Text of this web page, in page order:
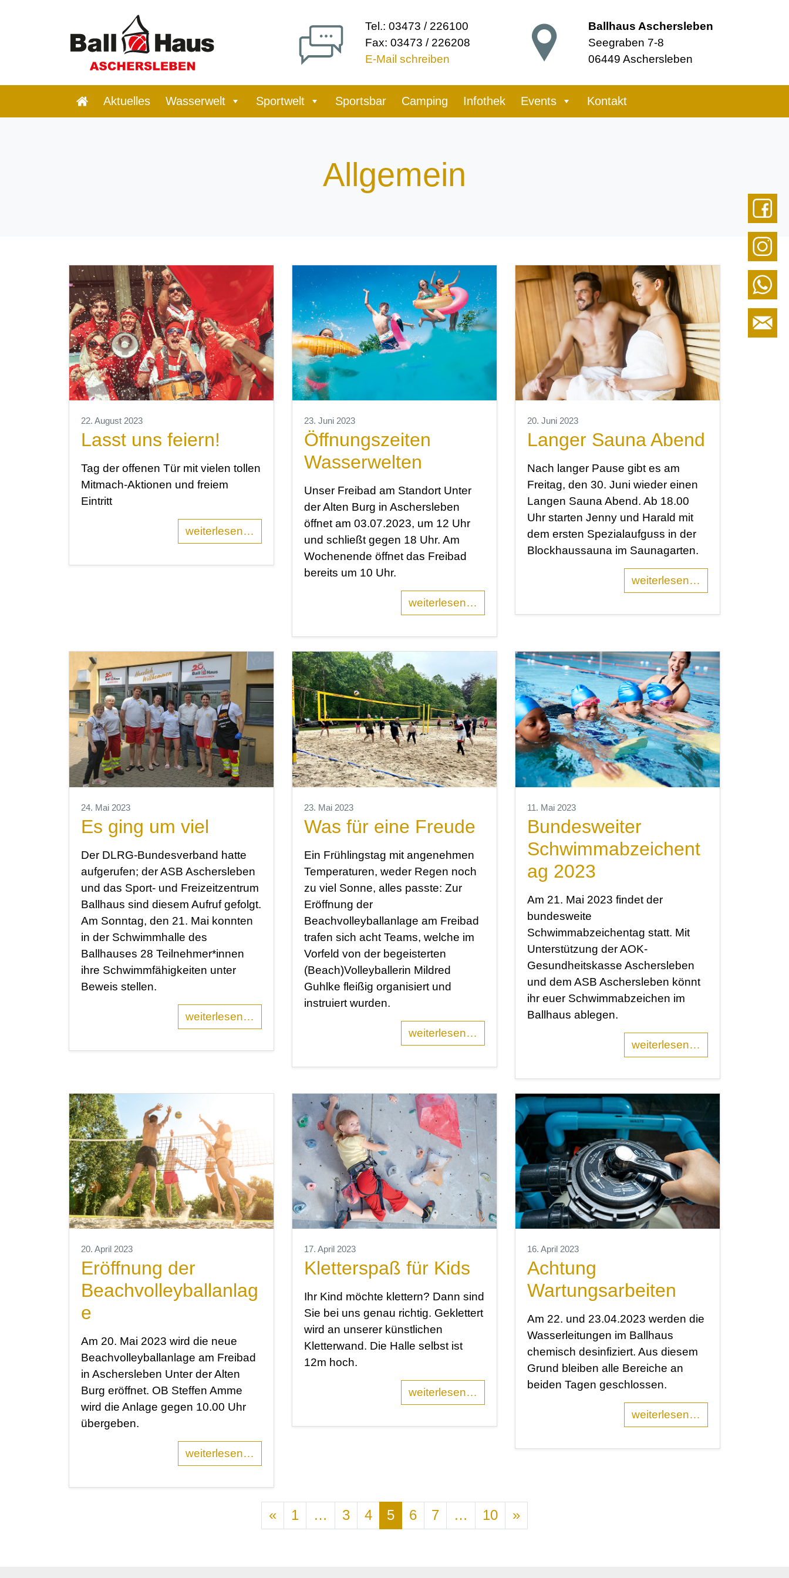
Tel.: 03473 / 226100
Fax: 03473 / 226208
E-Mail schreiben
Ballhaus Aschersleben
Seegraben 7-8
06449 Aschersleben
Aktuelles Wasserwelt Sportwelt Sportsbar Camping Infothek Events Kontakt
Allgemein
22. August 2023
Lasst uns feiern!
Tag der offenen Tür mit vielen tollen
Mitmach-Aktionen und freiem
Eintritt
weiterlesen…
23. Juni 2023
Öffnungszeiten
Wasserwelten
Unser Freibad am Standort Unter
der Alten Burg in Aschersleben
öffnet am 03.07.2023, um 12 Uhr
und schließt gegen 18 Uhr. Am
Wochenende öffnet das Freibad
bereits um 10 Uhr.
weiterlesen…
20. Juni 2023
Langer Sauna Abend
Nach langer Pause gibt es am
Freitag, den 30. Juni wieder einen
Langen Sauna Abend. Ab 18.00
Uhr starten Jenny und Harald mit
dem ersten Spezialaufguss in der
Blockhaussauna im Saunagarten.
weiterlesen…
24. Mai 2023
Es ging um viel
Der DLRG-Bundesverband hatte
aufgerufen; der ASB Aschersleben
und das Sport- und Freizeitzentrum
Ballhaus sind diesem Aufruf gefolgt.
Am Sonntag, den 21. Mai konnten
in der Schwimmhalle des
Ballhauses 28 Teilnehmer*innen
ihre Schwimmfähigkeiten unter
Beweis stellen.
weiterlesen…
23. Mai 2023
Was für eine Freude
Ein Frühlingstag mit angenehmen
Temperaturen, weder Regen noch
zu viel Sonne, alles passte: Zur
Eröffnung der
Beachvolleyballanlage am Freibad
trafen sich acht Teams, welche im
Vorfeld von der begeisterten
(Beach)Volleyballerin Mildred
Guhlke fleißig organisiert und
instruiert wurden.
weiterlesen…
11. Mai 2023
Bundesweiter
Schwimmabzeichent
ag 2023
Am 21. Mai 2023 findet der
bundesweite
Schwimmabzeichentag statt. Mit
Unterstützung der AOK-
Gesundheitskasse Aschersleben
und dem ASB Aschersleben könnt
ihr euer Schwimmabzeichen im
Ballhaus ablegen.
weiterlesen…
20. April 2023
Eröffnung der
Beachvolleyballanlag
e
Am 20. Mai 2023 wird die neue
Beachvolleyballanlage am Freibad
in Aschersleben Unter der Alten
Burg eröffnet. OB Steffen Amme
wird die Anlage gegen 10.00 Uhr
übergeben.
weiterlesen…
17. April 2023
Kletterspaß für Kids
Ihr Kind möchte klettern? Dann sind
Sie bei uns genau richtig. Geklettert
wird an unserer künstlichen
Kletterwand. Die Halle selbst ist
12m hoch.
weiterlesen…
16. April 2023
Achtung
Wartungsarbeiten
Am 22. und 23.04.2023 werden die
Wasserleitungen im Ballhaus
chemisch desinfiziert. Aus diesem
Grund bleiben alle Bereiche an
beiden Tagen geschlossen.
weiterlesen…
Posts navigation
« 1 … 3 4 5 6 7 … 10 »